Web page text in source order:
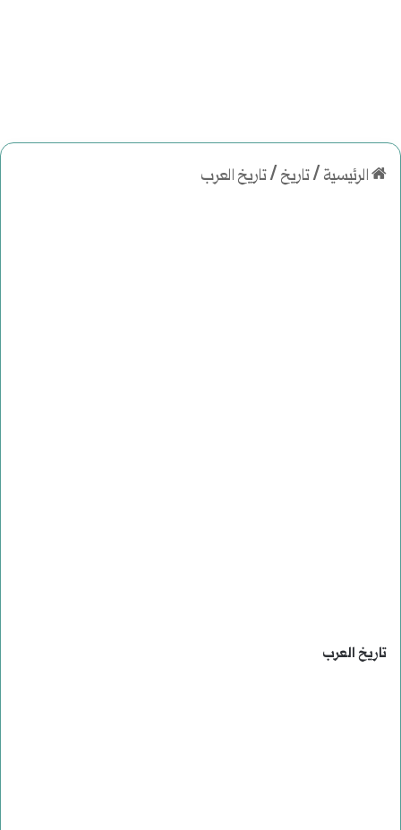
الرئيسية /تاريخ /تاريخ العرب
تاريخ العرب